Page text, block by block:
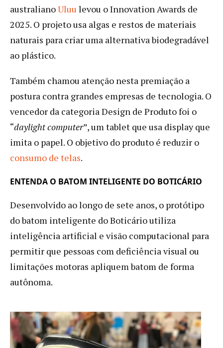
australianoUluu levou o Innovation Awards de
2025. O projeto usa algas e restos de materiais
naturais para criar uma alternativa biodegradável
ao plástico.
Também chamou atenção nesta premiação a
postura contra grandes empresas de tecnologia. O
vencedor da categoria Design de Produtofoi o
“daylight computer”, um tablet que usa display que
imita o papel. O objetivo do produto é reduzir o
consumo de telas.
ENTENDA O BATOM INTELIGENTE DO BOTICÁRIO
Desenvolvido ao longo de sete anos, o protótipo
do batom inteligente do Boticário utiliza
inteligência artificial e visão computacional para
permitir que pessoas com deficiência visual ou
limitações motoras apliquem batom de forma
autônoma.